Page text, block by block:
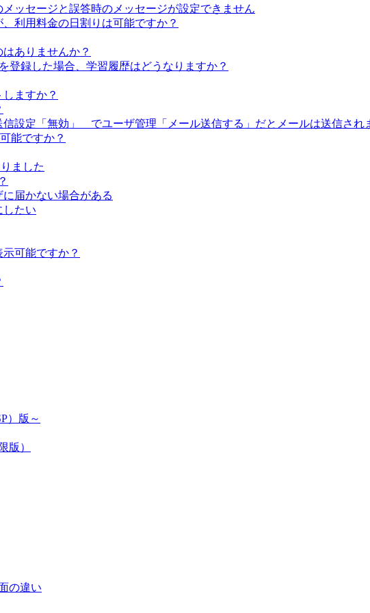
ッセージと誤答時のメッセージが設定できません
利用料金の日割りは可能ですか？
ありませんか？
登録した場合、学習履歴はどうなりますか？
ますか？
設定「無効」 でユーザ管理「メール送信する」だとメールは送信され
能ですか？
ました
届かない場合がある
したい
可能ですか？
）版～
版）
の違い